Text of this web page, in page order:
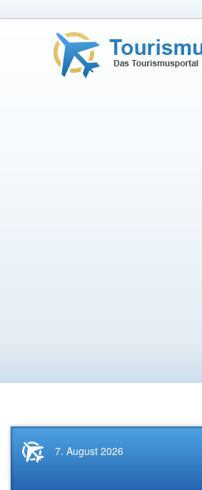
Startseite
News.Tourismus.com
7. August 2026